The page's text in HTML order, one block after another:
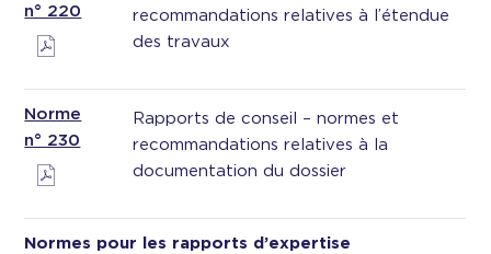
n° 220
recommandations relatives à l’étendue
des travaux
Norme
n° 230
Rapports de conseil – normes et
recommandations relatives à la
documentation du dossier
Normes pour les rapports d’expertise